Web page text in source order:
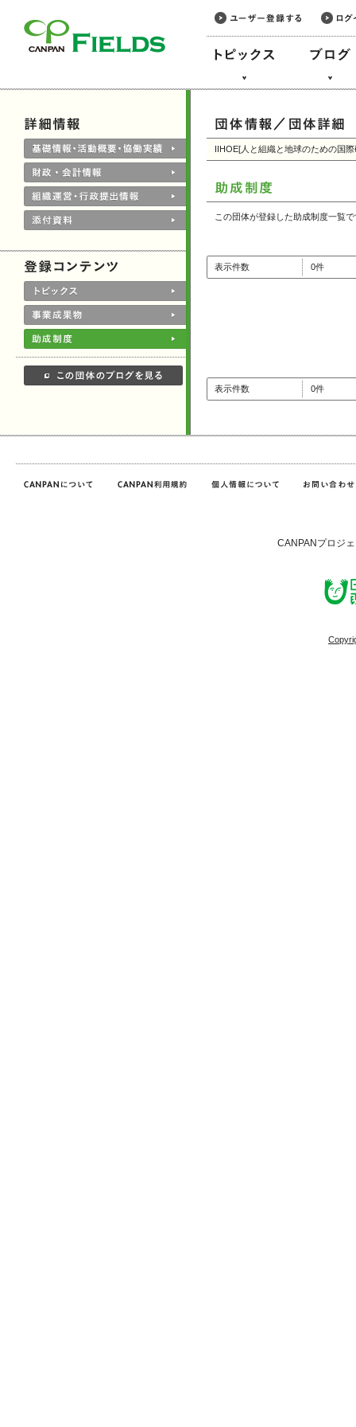
IIHOE[人と組織と地球のための国
この団体が登録した助成制度一覧
表示件数 0件
表示件数 0件
CANPANプロジ